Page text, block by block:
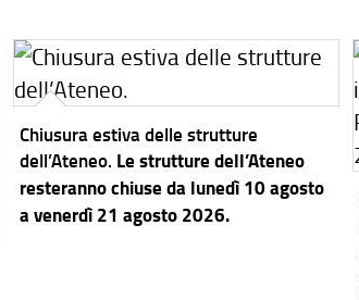
Chiusura estiva delle strutture
dell’Ateneo. Le strutture dell’Ateneo
resteranno chiuse da lunedì 10 agosto
a venerdì 21 agosto 2026.